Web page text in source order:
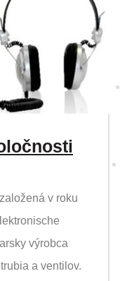
v roku
výrobca
a ventilov.